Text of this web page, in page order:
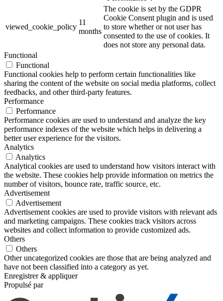
viewed_cookie_policy
11
months
The cookie is set by the GDPR
Cookie Consent plugin and is used
to store whether or not user has
consented to the use of cookies. It
does not store any personal data.
Functional
Functional
Functional cookies help to perform certain functionalities like
sharing the content of the website on social media platforms, collect
feedbacks, and other third-party features.
Performance
Performance
Performance cookies are used to understand and analyze the key
performance indexes of the website which helps in delivering a
better user experience for the visitors.
Analytics
Analytics
Analytical cookies are used to understand how visitors interact with
the website. These cookies help provide information on metrics the
number of visitors, bounce rate, traffic source, etc.
Advertisement
Advertisement
Advertisement cookies are used to provide visitors with relevant ads
and marketing campaigns. These cookies track visitors across
websites and collect information to provide customized ads.
Others
Others
Other uncategorized cookies are those that are being analyzed and
have not been classified into a category as yet.
Enregistrer & appliquer
Propulsé par